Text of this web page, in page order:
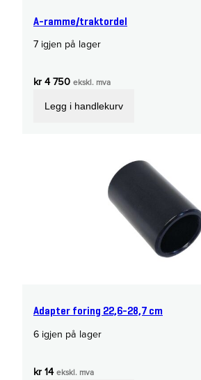
A-ramme/traktordel
7 igjen på lager
kr4 750 ekskl. mva
Legg i handlekurv
Adapter foring 22,6-28,7 cm
6 igjen på lager
kr14 ekskl. mva